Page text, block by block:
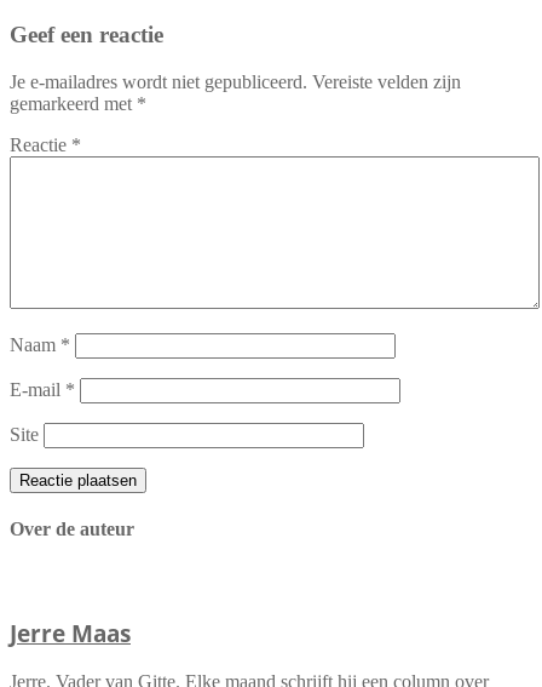
Geef een reactie
Je e-mailadres wordt niet gepubliceerd. Vereiste velden zijn
gemarkeerd met *
Reactie *
Naam *
E-mail *
Site
Over de auteur
Jerre Maas
Jerre. Vader van Gitte. Elke maand schrijft hij een column over